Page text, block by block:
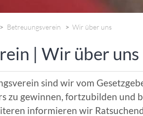
Betreuungsverein Wir über uns
| Wir über uns
sind wir vom
zu gewinnen, fortzubilden
informieren wir